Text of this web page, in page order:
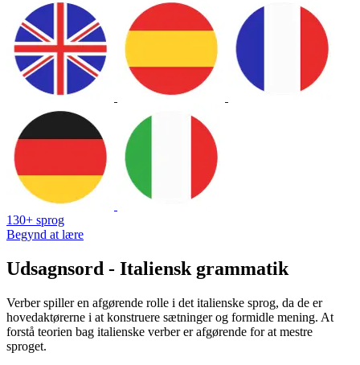
130+ sprog
Begynd at lære
Udsagnsord - Italiensk grammatik
Verber spiller en afgørende rolle i det italienske sprog, da de er
hovedaktørerne i at konstruere sætninger og formidle mening. At
forstå teorien bag italienske verber er afgørende for at mestre
sproget.